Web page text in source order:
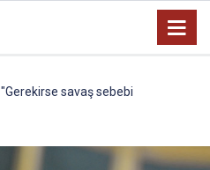
"Gerekirse savaş sebebi